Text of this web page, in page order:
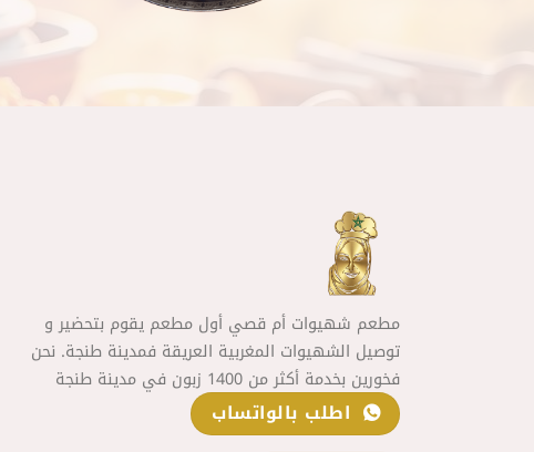
مطعم شهيوات أم قصي أول مطعم يقوم بتحضير و
توصيل الشهيوات المغربية العريقة فمدينة طنجة. نحن
فخورين بخدمة أكثر من 1400 زبون في مدينة طنجة
اطلب بالواتساب